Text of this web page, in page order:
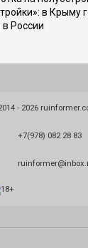
в Крыму
России
- 2026
+7(978) 082 28 83